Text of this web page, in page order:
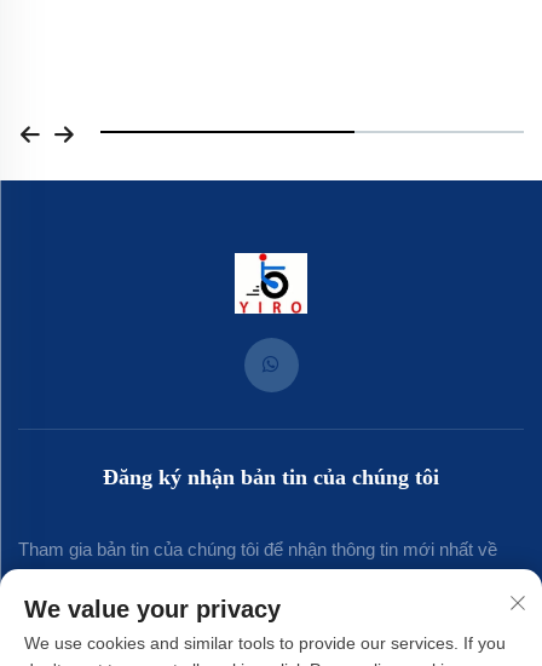
Đăng ký nhận bản tin của chúng tôi
Tham gia bản tin của chúng tôi để nhận thông tin mới nhất về
We value your privacy
We use cookies and similar tools to provide our services. If you